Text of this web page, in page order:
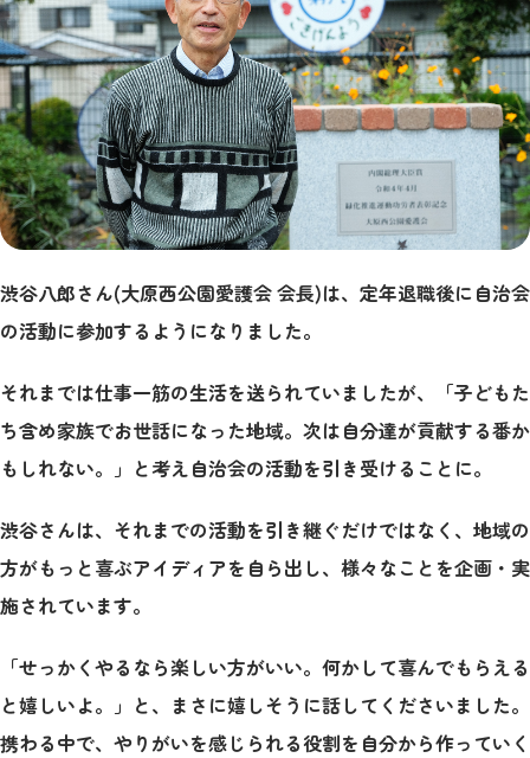
渋谷八郎さん(大原西公園愛護会 会長)は、定年退職後に自治会
の活動に参加するようになりました。
それまでは仕事一筋の生活を送られていましたが、「子どもた
ち含め家族でお世話になった地域。次は自分達が貢献する番か
もしれない。」と考え自治会の活動を引き受けることに。
渋谷さんは、それまでの活動を引き継ぐだけではなく、地域の
方がもっと喜ぶアイディアを自ら出し、様々なことを企画・実
施されています。
「せっかくやるなら楽しい方がいい。何かして喜んでもらえる
と嬉しいよ。」と、まさに嬉しそうに話してくださいました。
携わる中で、やりがいを感じられる役割を自分から作っていく